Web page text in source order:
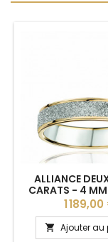
ALLIANCE
CARATS - 4
HUBER &
Prix
1
 Ajouter au